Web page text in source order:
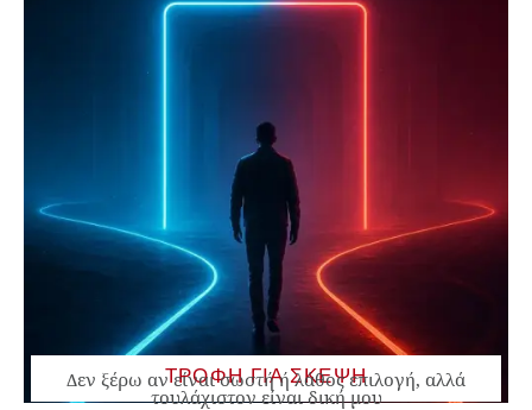
ΤΡΟΦΗ ΓΙΑ ΣΚΕΨΗ
Δεν ξέρω αν είναι σωστή ή λάθος επιλογή, αλλά
τουλάχιστον είναι δική μου